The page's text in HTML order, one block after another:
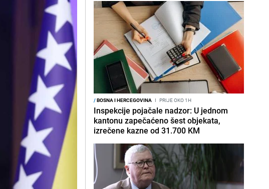
/BOSNA I HERCEGOVINA I PRIJE OKO 1H
Inspekcije pojačale nadzor: U jednom
kantonu zapečaćeno šest objekata,
izrečene kazne od 31.700 KM